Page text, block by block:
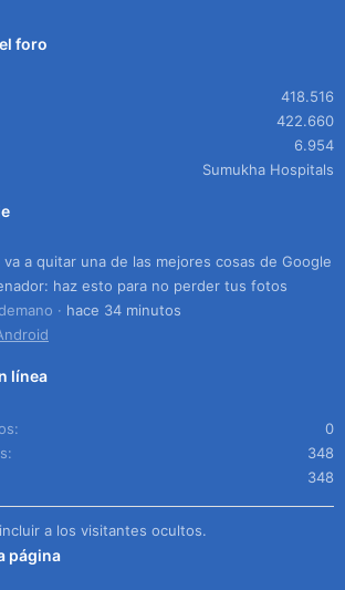
foro
418.516
422.660
6.954
Sumukha Hospitals
va a quitar una de las mejores cosas de Google
haz esto para no perder tus fotos
hace 34 minutos
línea
0
348
348
a los visitantes ocultos.
página